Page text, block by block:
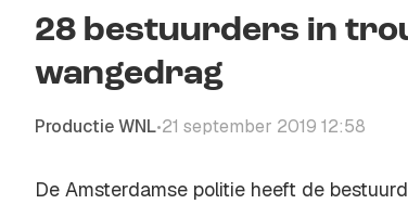
28 bestuurders in
wangedrag
Productie WNL•21 september 2019 12:58
De Amsterdamse politie heeft de